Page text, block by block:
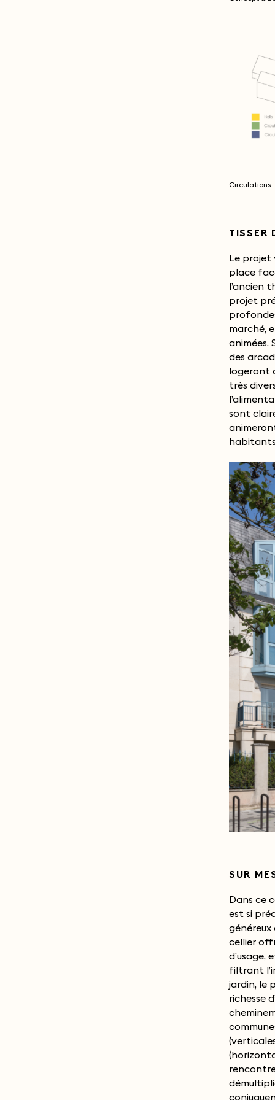
Circulations
TISSER
Le projet
place
l’ancien
projet
marché,
animées.
des
logeront
très
sont
présence
et par
élégante,
masse
volumes
en
soulignée
dalles.
s’affinent
SUR
Dans ce
est si
généreux
cellier
filtrant
jardin, le
richesse
thème de
de la
chaque
diversité
privatifs
patios,
du
qui évoluera
qui